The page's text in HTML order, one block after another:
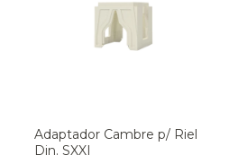
Adaptador Cambre p/ Riel
Din. SXXI